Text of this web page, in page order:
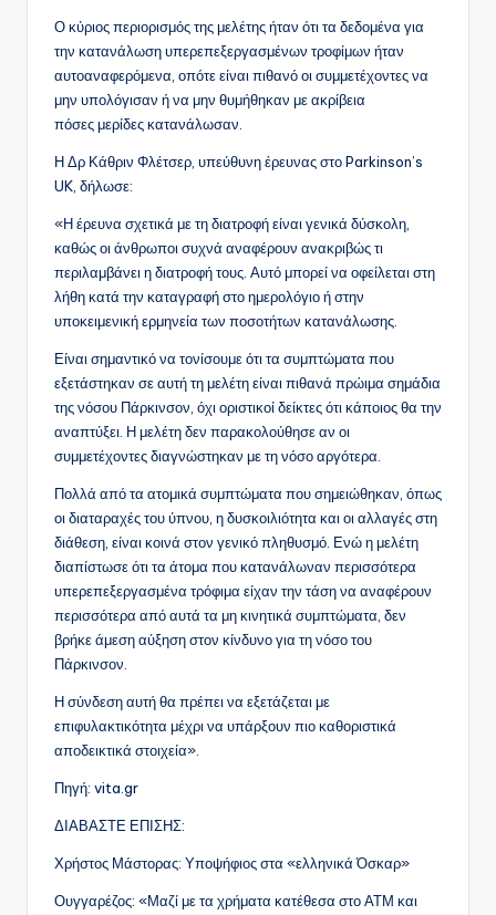
Ο κύριος περιορισμός της μελέτης ήταν ότι τα δεδομένα για
την κατανάλωση υπερεπεξεργασμένων τροφίμων ήταν
αυτοαναφερόμενα, οπότε είναι πιθανό οι συμμετέχοντες να
μην υπολόγισαν ή να μην θυμήθηκαν με ακρίβεια
πόσες μερίδες κατανάλωσαν.
Η Δρ Κάθριν Φλέτσερ, υπεύθυνη έρευνας στο Parkinson’s
UK, δήλωσε:
«Η έρευνα σχετικά με τη διατροφή είναι γενικά δύσκολη,
καθώς οι άνθρωποι συχνά αναφέρουν ανακριβώς τι
περιλαμβάνει η διατροφή τους. Αυτό μπορεί να οφείλεται στη
λήθη κατά την καταγραφή στο ημερολόγιο ή στην
υποκειμενική ερμηνεία των ποσοτήτων κατανάλωσης.
Είναι σημαντικό να τονίσουμε ότι τα συμπτώματα που
εξετάστηκαν σε αυτή τη μελέτη είναι πιθανά πρώιμα σημάδια
της νόσου Πάρκινσον, όχι οριστικοί δείκτες ότι κάποιος θα την
αναπτύξει. Η μελέτη δεν παρακολούθησε αν οι
συμμετέχοντες διαγνώστηκαν με τη νόσο αργότερα.
Πολλά από τα ατομικά συμπτώματα που σημειώθηκαν, όπως
οι διαταραχές του ύπνου, η δυσκοιλιότητα και οι αλλαγές στη
διάθεση, είναι κοινά στον γενικό πληθυσμό. Ενώ η μελέτη
διαπίστωσε ότι τα άτομα που κατανάλωναν περισσότερα
υπερεπεξεργασμένα τρόφιμα είχαν την τάση να αναφέρουν
περισσότερα από αυτά τα μη κινητικά συμπτώματα, δεν
βρήκε άμεση αύξηση στον κίνδυνο για τη νόσο του
Πάρκινσον.
Η σύνδεση αυτή θα πρέπει να εξετάζεται με
επιφυλακτικότητα μέχρι να υπάρξουν πιο καθοριστικά
αποδεικτικά στοιχεία».
Πηγή: vita.gr
ΔΙΑΒΑΣΤΕ ΕΠΙΣΗΣ:
Χρήστος Μάστορας: Υποψήφιος στα «ελληνικά Όσκαρ»
Ουγγαρέζος: «Μαζί με τα χρήματα κατέθεσα στο ΑΤΜ και